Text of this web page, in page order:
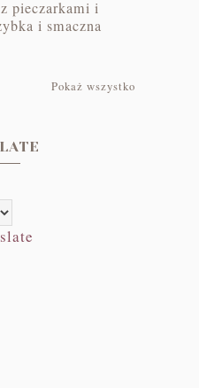
pieczarkami i
i smaczna
Pokaż wszystko